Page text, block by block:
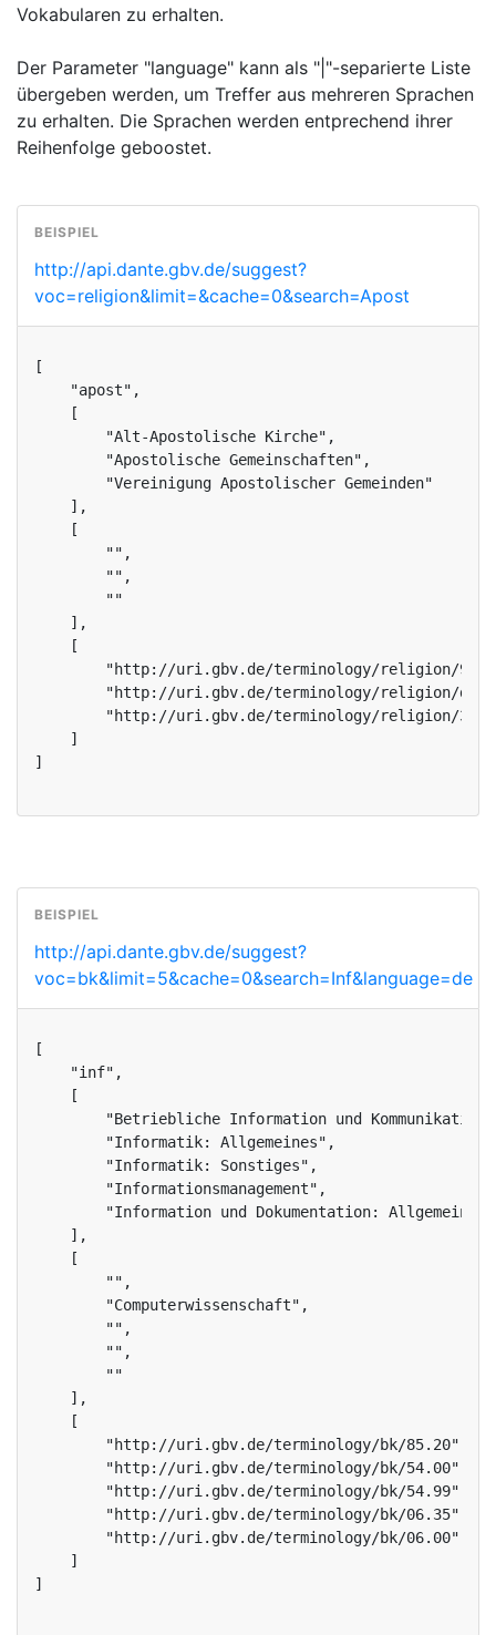
Vokabularen zu erhalten.
Der Parameter "language" kann als "|"-separierte Liste
übergeben werden, um Treffer aus mehreren Sprachen
zu erhalten. Die Sprachen werden entprechend ihrer
Reihenfolge geboostet.
http://api.dante.gbv.de/suggest?
voc=religion&limit=&cache=0&search=Apost
[
    "apost",
    [
        "Alt-Apostolische Kirche",
        "Apostolische Gemeinschaften",
        "Vereinigung Apostolischer Gemeinden"
    ],
    [
        "",
        "",
        ""
    ],
    [
"http://uri.gbv.de/terminology/religion/
"http://uri.gbv.de/terminology/religion/
"http://uri.gbv.de/terminology/religion/
    ]
]
http://api.dante.gbv.de/suggest?
voc=bk&limit=5&cache=0&search=Inf&language=de
[
    "inf",
    [
"Betriebliche Information und
        "Informatik: Allgemeines",
        "Informatik: Sonstiges",
        "Informationsmanagement",
        "Information und Dokumentation: Allgemeines"
    ],
    [
        "",
        "Computerwissenschaft",
        "",
        "",
        ""
    ],
    [
        "http://uri.gbv.de/terminology/bk/85.20",
        "http://uri.gbv.de/terminology/bk/54.00",
        "http://uri.gbv.de/terminology/bk/54.99",
        "http://uri.gbv.de/terminology/bk/06.35",
        "http://uri.gbv.de/terminology/bk/06.00"
    ]
]